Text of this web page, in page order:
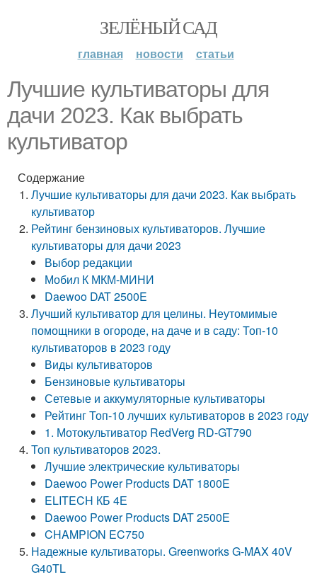
ЗЕЛЁНЫЙ САД
главная новости статьи
Лучшие культиваторы для
дачи 2023. Как выбрать
культиватор
Содержание
Лучшие культиваторы для дачи 2023. Как выбрать
культиватор
Рейтинг бензиновых культиваторов. Лучшие
культиваторы для дачи 2023
Выбор редакции
Мобил К МКМ-МИНИ
Daewoo DAT 2500E
Лучший культиватор для целины. Неутомимые
помощники в огороде, на даче и в саду: Топ-10
культиваторов в 2023 году
Виды культиваторов
Бензиновые культиваторы
Сетевые и аккумуляторные культиваторы
Рейтинг Топ-10 лучших культиваторов в 2023 году
1. Мотокультиватор RedVerg RD-GT790
Топ культиваторов 2023.
Лучшие электрические культиваторы
Daewoo Power Products DAT 1800E
ELITECH КБ 4Е
Daewoo Power Products DAT 2500Е
CHAMPION EC750
Надежные культиваторы. Greenworks G-MAX 40V
G40TL